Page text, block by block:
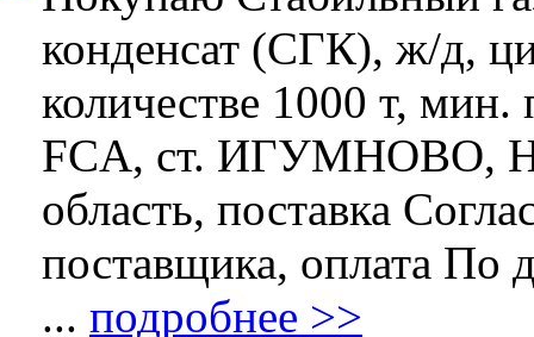
конденсат (СГК), ж/д,
количестве 1000 т, мин.
FCA, ст. ИГУМНОВО,
область, поставка
поставщика, оплата По
... подробнее >>